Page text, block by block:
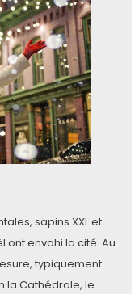
sapins XXL et
ont envahi la cité. Au
typiquement
la Cathédrale, le